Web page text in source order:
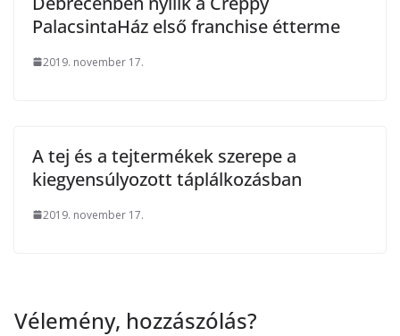
PalacsintaHáz első franchise étterme
2019. november 17.
A tej és a tejtermékek szerepe a
kiegyensúlyozott táplálkozásban
2019. november 17.
Vélemény, hozzászólás?